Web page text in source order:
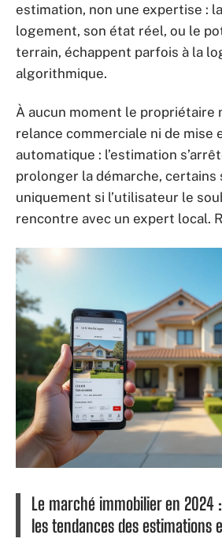
estimation, non une expertise :
logement, son état réel, ou le
terrain, échappent parfois à la
algorithmique.
À aucun moment le propriétaire
relance commerciale ni de mise
automatique : l’estimation
prolonger la démarche, certains
uniquement si l’utilisateur le
rencontre avec un expert local.
Le marché immobilier en 2024
les tendances des estimations